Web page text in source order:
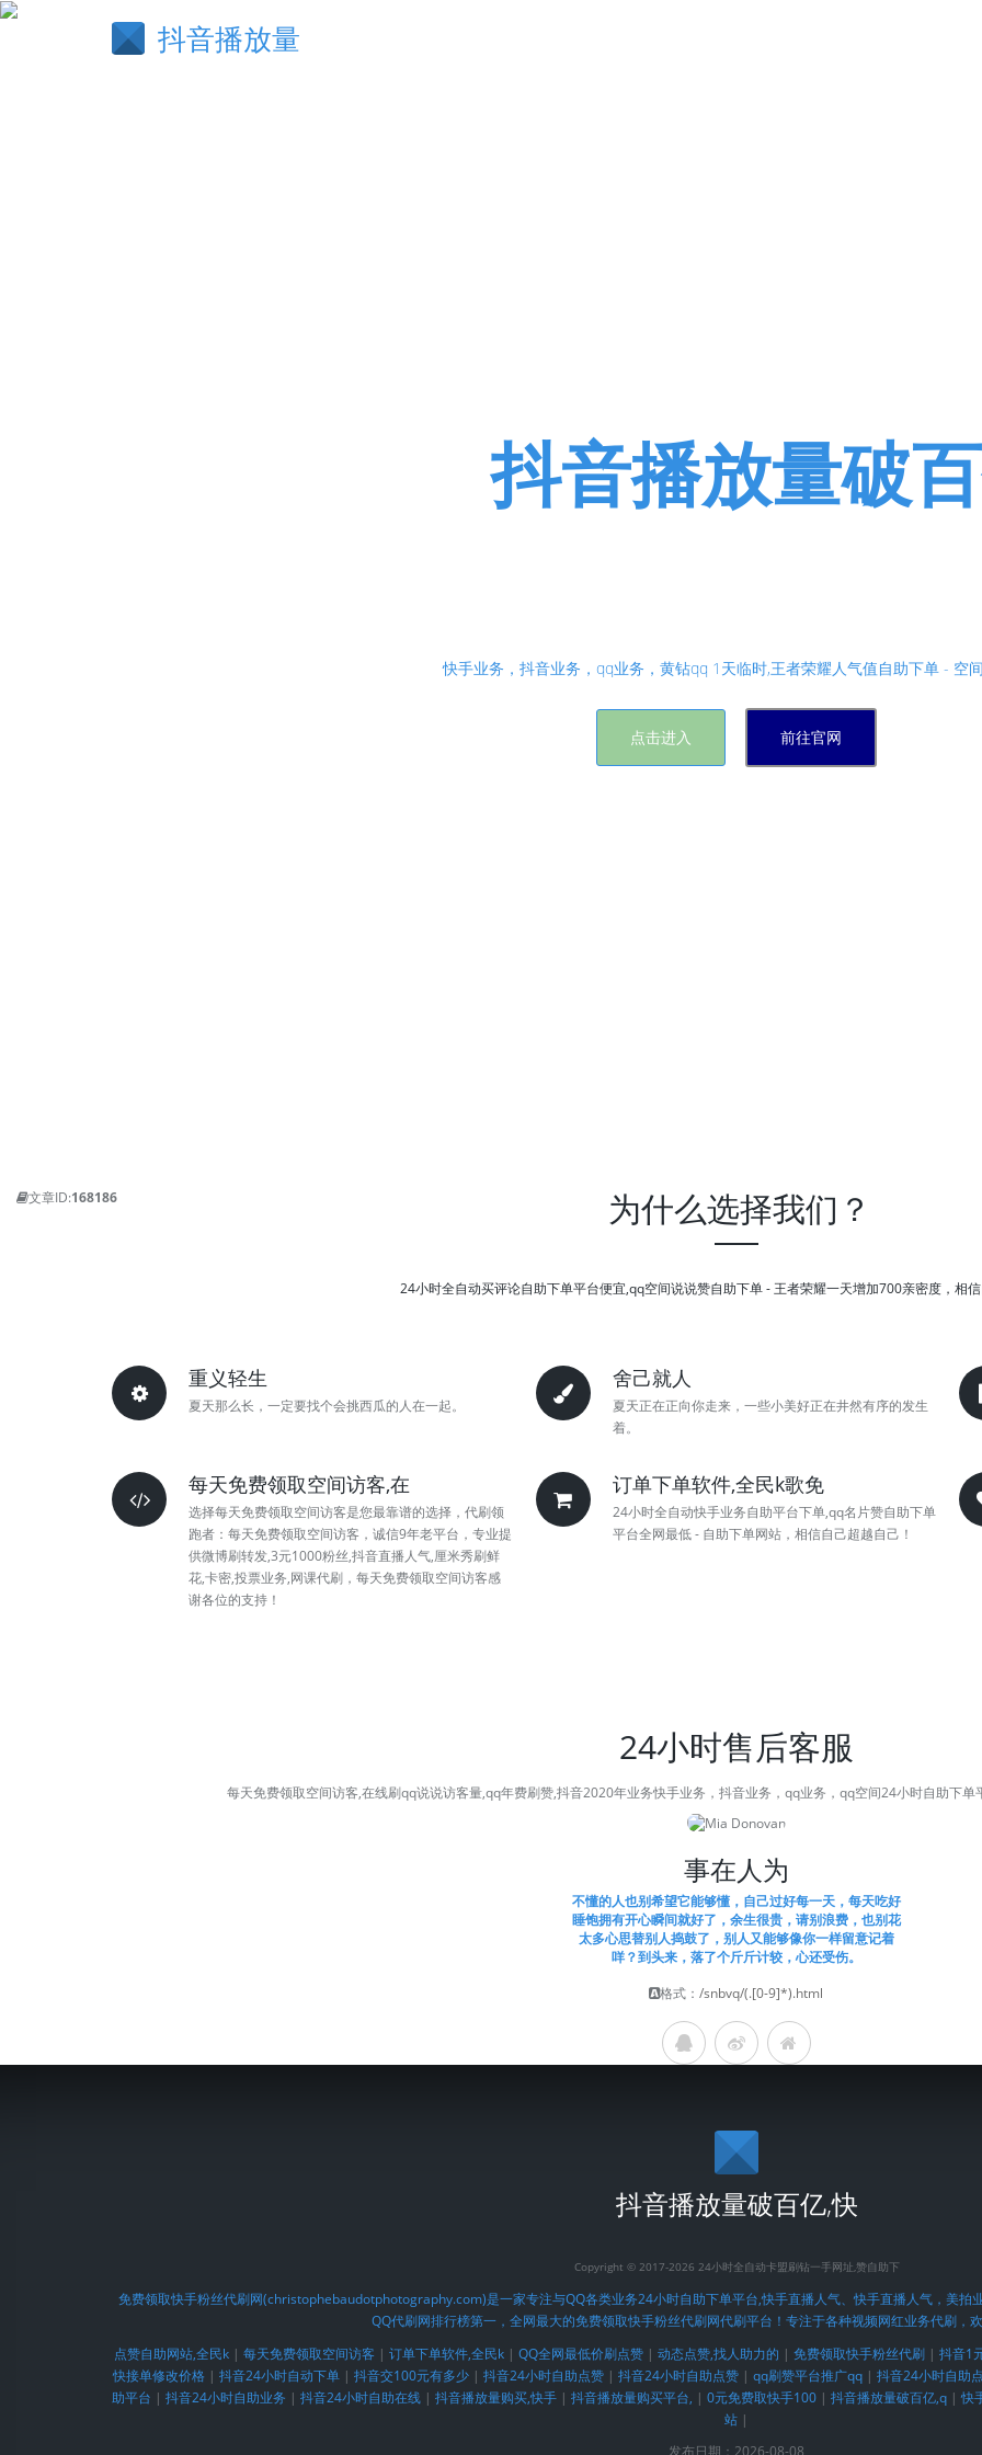
抖音播放量
重义轻生抖音播放量破
快手业务，抖音业务，qq业务，黄钻qq 1天临时,王者荣耀人气值自助下单 - 空
点击进入 前往官网
文章ID:168186 为什么选择我们？
24小时全自动买评论自助下单平台便宜,qq空间说说赞自助下单 - 王者荣耀一天增加700亲密度，相信
重义轻生
夏天那么长，一定要找个会挑西瓜的人在一起。
舍己就人
夏天正在正向你走来，一些小美好正在井然有序的发生
着。
每天免费领取空间访客,在
选择每天免费领取空间访客是您最靠谱的选择，代刷领
跑者：每天免费领取空间访客，诚信9年老平台，专业提
供微博刷转发,3元1000粉丝,抖音直播人气,厘米秀刷鲜
花,卡密,投票业务,网课代刷，每天免费领取空间访客感
谢各位的支持！
订单下单软件,全民k歌免
24小时全自动快手业务自助平台下单,qq名片赞自助下单
平台全网最低 - 自助下单网站，相信自己超越自己！
24小时售后客服
每天免费领取空间访客,在线刷qq说说访客量,qq年费刷赞,抖音2020年业务快手业务，抖音业务，qq业务，qq空间24小时自助下单
事在人为
不懂的人也别希望它能够懂，自己过好每一天，每天吃好
睡饱拥有开心瞬间就好了，余生很贵，请别浪费，也别花
太多心思替别人捣鼓了，别人又能够像你一样留意记着
咩？到头来，落了个斤斤计较，心还受伤。
格式：/snbvq/(.[0-9]*).html
抖音播放量破百亿,快
Copyright © 2017-2026 24小时全自动卡盟刷钻一手网址,赞自助下
免费领取快手粉丝代刷网(christophebaudotphotography.com)是一家专注与QQ各类业务24小时自助下单平台,快手直播人气、快手直播人气，美拍
QQ代刷网排行榜第一，全网最大的免费领取快手粉丝代刷网代刷平台！专注于各种视频网红业务代刷，
点赞自助网站,全民k | 每天免费领取空间访客 | 订单下单软件,全民k | QQ全网最低价刷点赞 | 动态点赞,找人助力的 | 免费领取快手粉丝代刷 | 抖音1
快接单修改价格 | 抖音24小时自动下单 | 抖音交100元有多少 | 抖音24小时自助点赞 | 抖音24小时自助点赞 | qq刷赞平台推广qq | 抖音24小时自助
助平台 | 抖音24小时自助业务 | 抖音24小时自助在线 | 抖音播放量购买,快手 | 抖音播放量购买平台, | 0元免费取快手100 | 抖音播放量破百亿,q |快
站 |